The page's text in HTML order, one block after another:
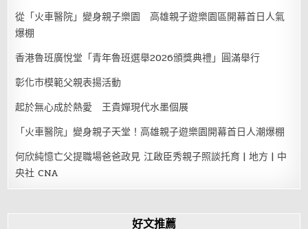
從「火車醫院」變身親子樂園 高雄親子遊樂園區開幕首日人氣
爆棚
香港魯班廣悅堂「青年魯班選舉2026頒獎典禮」圓滿舉行
彰化市模範父親表揚活動
起於無心成於熱愛 王貴嬋現代水墨個展
「火車醫院」變身親子天堂！高雄親子遊樂園開幕首日人潮爆棚
何欣純憶亡父提職場爸爸政見 江啟臣秀親子照談托育 | 地方 | 中
央社 CNA
好文推薦